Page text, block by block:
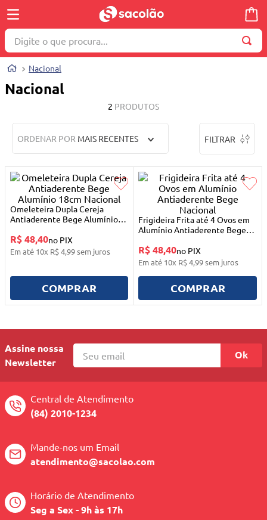
Digite o que procura...
Nacional
Nacional
2 PRODUTOS
ORDENAR POR MAIS RECENTES FILTRAR
Omeleteira Dupla Cereja
Antiaderente Bege Alumínio
R$ 48,40no PIX
Em até 10x R$4,99sem juros
COMPRAR
Frigideira Frita até 4 Ovos em
Alumínio Antiaderente Bege
R$ 48,40no PIX
Em até 10x R$4,99sem juros
COMPRAR
Assine nossa
Newsletter
Ok
Central de Atendimento
(84) 2010-1234
Mande-nos um Email
atendimento@sacolao.com
Horário de Atendimento
Seg a Sex - 9h às 17h
2º
brinquedo
3º
toalha
máquina costura
5º
truss
cosmetico
mesa dobrável notebook
8º
carrinho reversível
9º
berço